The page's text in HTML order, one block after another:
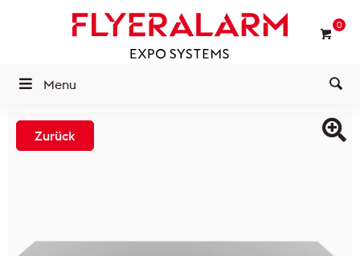
0
Menu
Zurück